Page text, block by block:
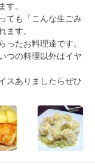
す。
ても「こんな生ごみ
ます。
たお料理達です。
つの料理以外はイヤ
スありましたらぜひ